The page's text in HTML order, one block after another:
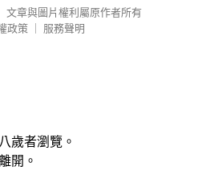
文章與圖片權利屬原作者所有
政策
服務聲明
歲者瀏覽。
開。